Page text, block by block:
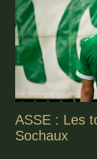
ASSE : Les
Sochaux